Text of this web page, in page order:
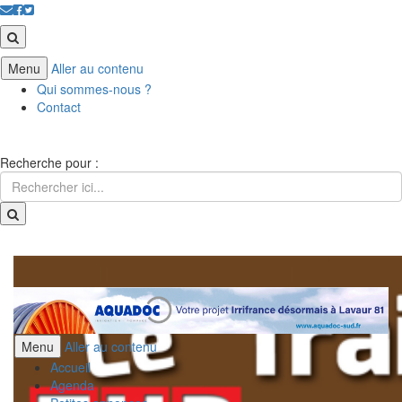
Menu
Aller au contenu
Qui sommes-nous ?
Contact
Recherche pour :
Menu
Aller au contenu
Accueil
Agenda